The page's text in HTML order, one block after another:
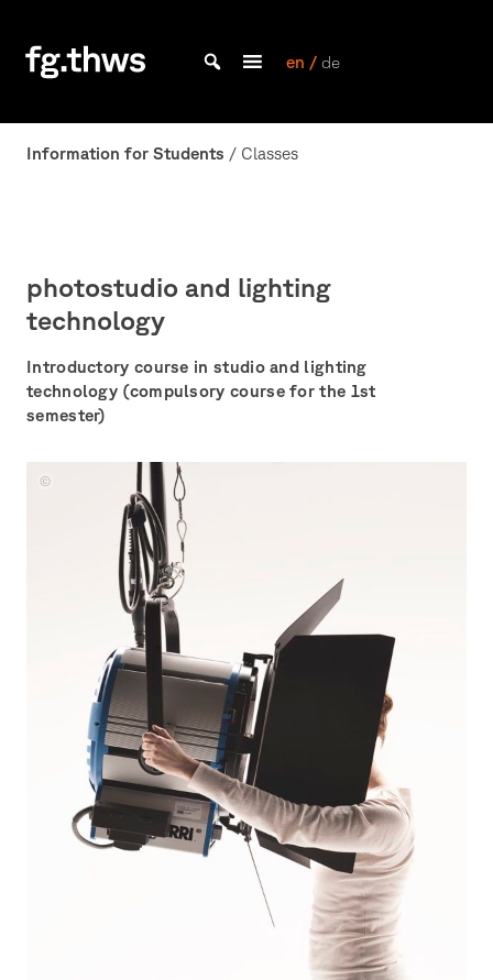
content
|
Fakultät
en / de
Information for Students / Classes
photostudio and lighting
technology
Introductory course in studio and lighting
technology (compulsory course for the 1st
semester)